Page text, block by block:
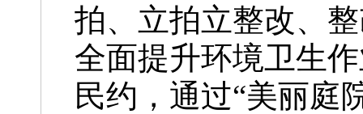
拍、立拍立整改、
全面提升环境卫生
民约，通过“美丽庭